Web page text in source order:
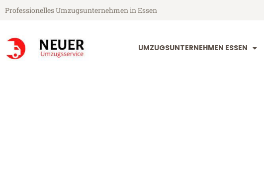
Professionelles Umzugsunternehmen in Essen
UMZUGSUNTERNEHMEN ESSEN